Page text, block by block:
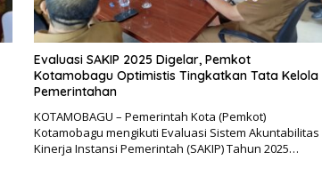
Evaluasi SAKIP 2025 Digelar, Pemkot
Kotamobagu Optimistis Tingkatkan Tata Kelola
Pemerintahan
KOTAMOBAGU – Pemerintah Kota (Pemkot)
Kotamobagu mengikuti Evaluasi Sistem Akuntabilitas
Kinerja Instansi Pemerintah (SAKIP) Tahun 2025…